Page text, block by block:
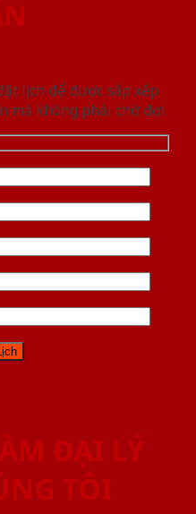
lịch để được sắp xếp
mà không phải chờ đợi.
ĐẠI LÝ
TÔI